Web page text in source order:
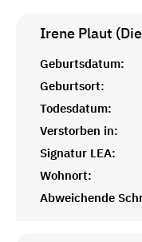
Irene Plaut
Geburtsdatum:
Geburtsort:
Todesdatum:
Verstorben in:
Signatur LEA:
Wohnort:
Abweichende